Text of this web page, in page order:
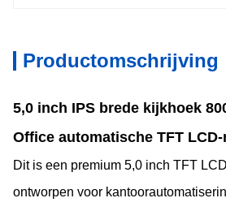
Productomschrijving
5,0 inch IPS brede kijkhoek
Office automatische TFT
Dit is een premium 5,0 inch TFT
ontworpen voor